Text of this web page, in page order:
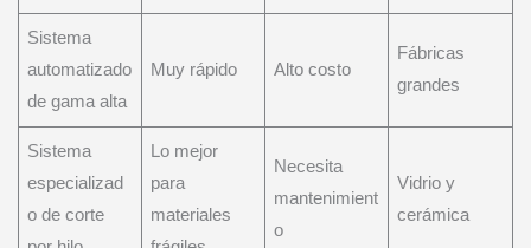
Sistema
automatizado
de gama alta
Muy rápido Alto costo
Fábricas
grandes
Sistema
especializad
o de corte
Lo mejor
para
materiales
Necesita
mantenimient
o
Vidrio y
cerámica